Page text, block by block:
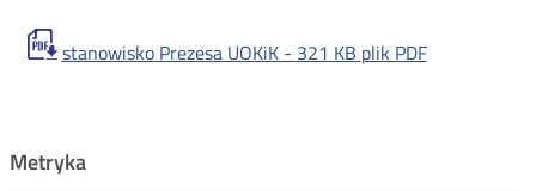
stanowisko Prezesa UOKiK - 321 KB plik PDF
Metryka